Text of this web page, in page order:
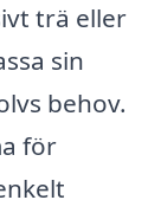
trä eller
sin
behov.
för